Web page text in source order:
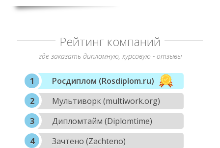
Рейтинг компаний
где заказать дипломную, курсовую - отзывы
Росдиплом (Rosdiplom.ru)
Мультиворк (multiwork.org)
Дипломтайм (Diplomtime)
Зачтено (Zachteno)